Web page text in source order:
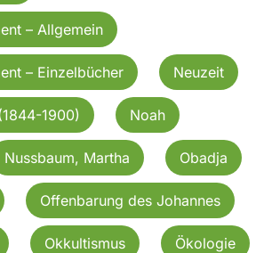
– Allgemein
– Einzelbücher Neuzeit
1900) Noah
Nussbaum, Martha Obadja
Offenbarung des Johannes
Okkultismus Ökologie